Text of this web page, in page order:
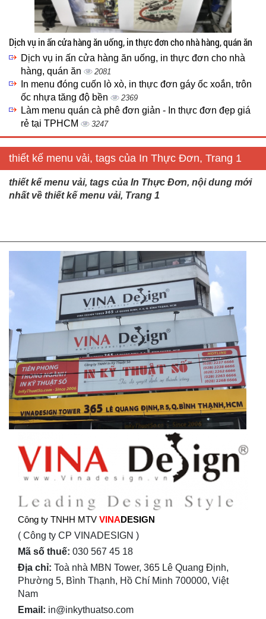
Dịch vụ in ấn cửa hàng ăn uống, in thực đơn cho nhà hàng, quán ăn
Dịch vụ in ấn cửa hàng ăn uống, in thực đơn cho nhà
hàng, quán ăn
2081
In menu đóng cuốn lò xò, in thực đơn gáy ốc xoắn, trôn
ốc nhựa tăng độ bền
2369
Làm menu quán cà phê đơn giản - In thực đơn đẹp giá
rẻ tại TPHCM
3247
thiết kế menu vải, tags của In Thực Đơn, Trang 1
thiết kế menu vải, tags của In Thực Đơn, nội dung mới
nhất về thiết kế menu vải, Trang 1
Công ty TNHH MTV VINADESIGN
( Công ty CP VINADESIGN )
Mã số thuế: 030 567 45 18
Địa chỉ: Toà nhà MBN Tower, 365 Lê Quang Định,
Phường 5, Bình Thạnh, Hồ Chí Minh 700000, Việt
Nam
Email: in@inkythuatso.com